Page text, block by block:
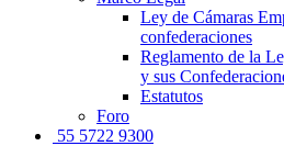
Ley de Cámaras
confederaciones
Reglamento de la
y sus
Estatutos
Foro
55 5722 9300